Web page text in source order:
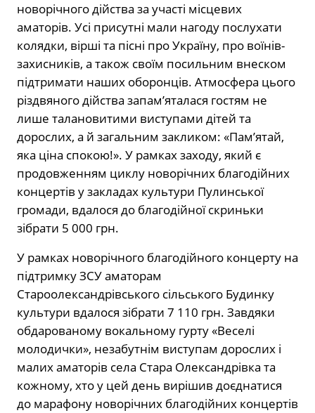
новорічного дійства за участі місцевих
аматорів. Усі присутні мали нагоду послухати
колядки, вірші та пісні про Україну, про воїнів-
захисників, а також своїм посильним внеском
підтримати наших оборонців. Атмосфера цього
різдвяного дійства запам’яталася гостям не
лише талановитими виступами дітей та
дорослих, а й загальним закликом: «Пам’ятай,
яка ціна спокою!». У рамках заходу, який є
продовженням циклу новорічних благодійних
концертів у закладах культури Пулинської
громади, вдалося до благодійної скриньки
зібрати 5 000 грн.
У рамках новорічного благодійного концерту на
підтримку ЗСУ аматорам
Староолександрівського сільського Будинку
культури вдалося зібрати 7 110 грн. Завдяки
обдарованому вокальному гурту «Веселі
молодички», незабутнім виступам дорослих і
малих аматорів села Стара Олександрівка та
кожному, хто у цей день вирішив доєднатися
до марафону новорічних благодійних концертів